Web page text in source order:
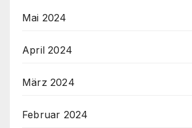
Mai 2024
April 2024
März 2024
Februar 2024